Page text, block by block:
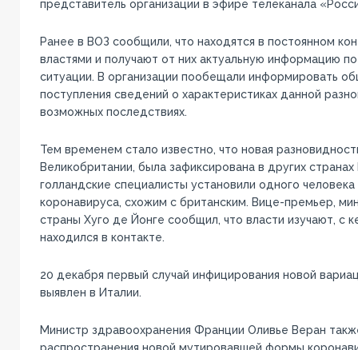
представитель организации в эфире телеканала
Ранее в ВОЗ сообщили, что находятся в постоянном
властями и получают от них актуальную информацию
ситуации. В организации пообещали информировать
поступления сведений о характеристиках данной
возможных последствиях.
Тем временем стало известно, что новая
Великобритании, была зафиксирована в других
голландские специалисты установили одного
коронавируса, схожим с британским. Вице-премьер,
страны Хуго де Йонге сообщил, что власти изучают, с
находился в контакте.
20 декабря первый случай инфицирования новой
выявлен в Италии.
Министр здравоохранения Франции Оливье Веран
распространения новой мутировавшей формы